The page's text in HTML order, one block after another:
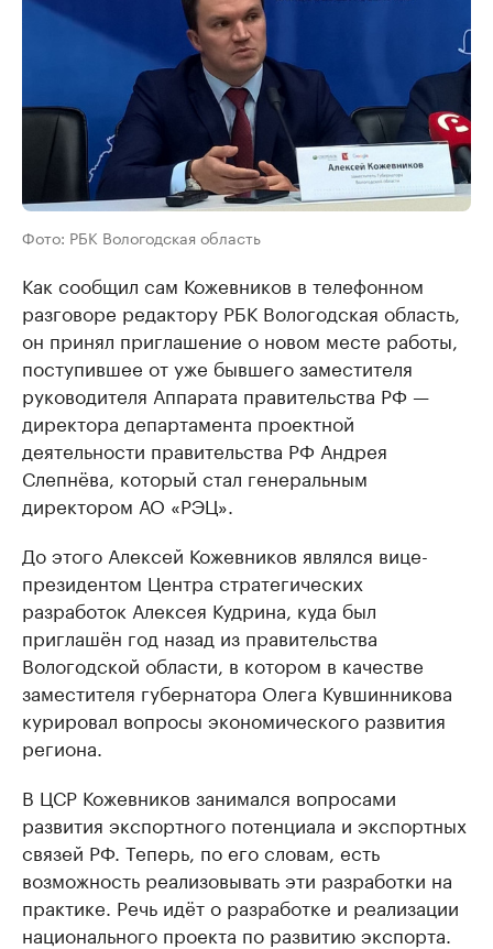
Фото: РБК Вологодская область
Как сообщил сам Кожевников в телефонном
разговоре редактору РБК Вологодская область,
он принял приглашение о новом месте работы,
поступившее от уже бывшего заместителя
руководителя Аппарата правительства РФ —
директора департамента проектной
деятельности правительства РФ Андрея
Слепнёва, который стал генеральным
директором АО «РЭЦ».
До этого Алексей Кожевников являлся вице-
президентом Центра стратегических
разработок Алексея Кудрина, куда был
приглашён год назад из правительства
Вологодской области, в котором в качестве
заместителя губернатора Олега Кувшинникова
курировал вопросы экономического развития
региона.
В ЦСР Кожевников занимался вопросами
развития экспортного потенциала и экспортных
связей РФ. Теперь, по его словам, есть
возможность реализовывать эти разработки на
практике. Речь идёт о разработке и реализации
национального проекта по развитию экспорта.